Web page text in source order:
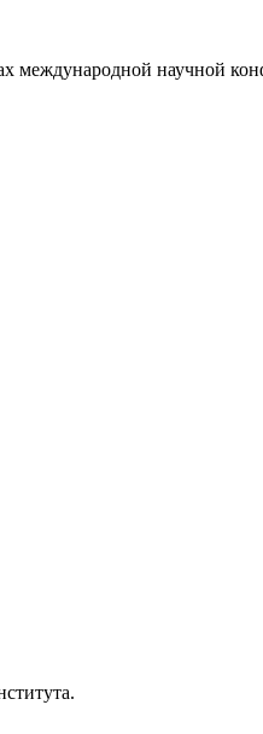
международной научной